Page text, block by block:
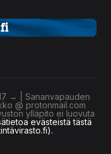
→ | Sananvapauden
@ protonmail.com
ylläpito ei luovuta
evästeistä tästä